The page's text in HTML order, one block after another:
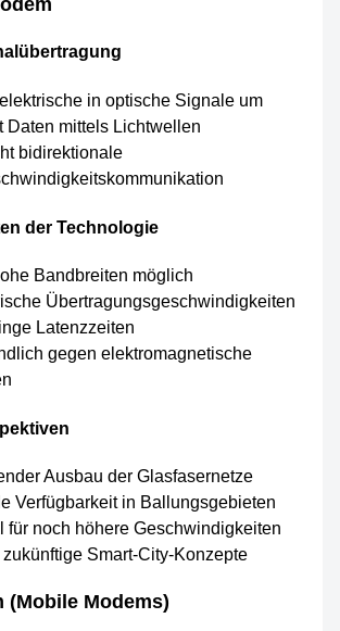
in optische Signale um
Daten mittels Lichtwellen
bidirektionale
der Technologie
Bandbreiten möglich
Übertragungsgeschwindigkeiten
Latenzzeiten
gegen elektromagnetische
Ausbau der Glasfasernetze
Verfügbarkeit in Ballungsgebieten
für noch höhere Geschwindigkeiten
zukünftige Smart-City-Konzepte
(Mobile Modems)